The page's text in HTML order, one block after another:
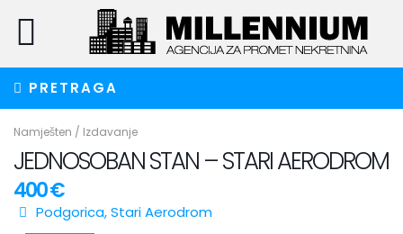
PRETRAGA
Namješten / Izdavanje
JEDNOSOBAN STAN – STARI AERODROM
400 €
Podgorica,Stari Aerodrom